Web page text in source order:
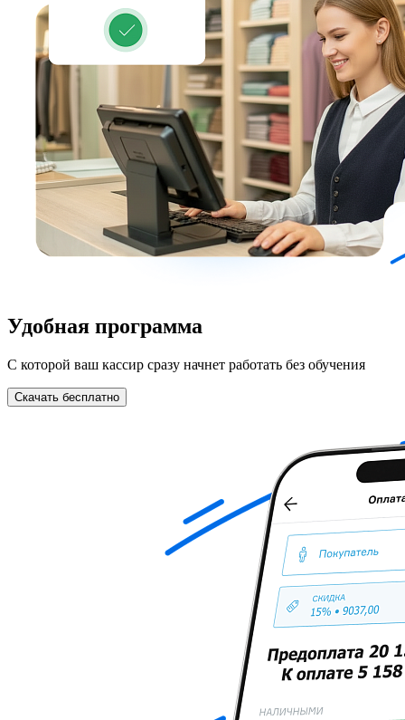
Удобная программа
С которой ваш кассир сразу начнет работать без обучения
Скачать бесплатно